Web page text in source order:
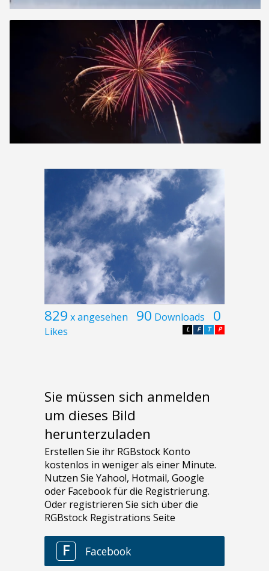
829 x angesehen 90 Downloads 0
Likes P
T
F
L
Sie müssen sich anmelden
um dieses Bild
herunterzuladen